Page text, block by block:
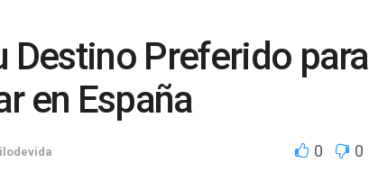
Destino Preferido para
en España
0 0